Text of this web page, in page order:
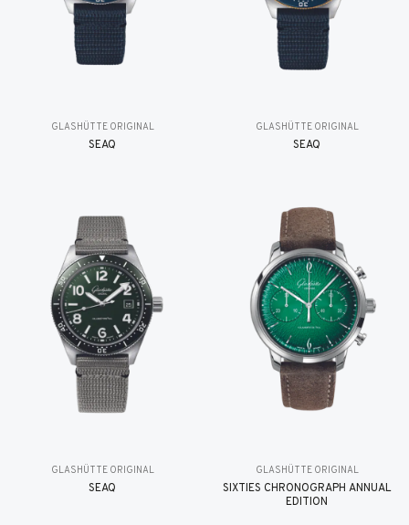
GLASHÜTTE ORIGINAL
SEAQ
GLASHÜTTE ORIGINAL
SEAQ
GLASHÜTTE ORIGINAL
SEAQ
GLASHÜTTE ORIGINAL
SIXTIES CHRONOGRAPH ANNUAL
EDITION